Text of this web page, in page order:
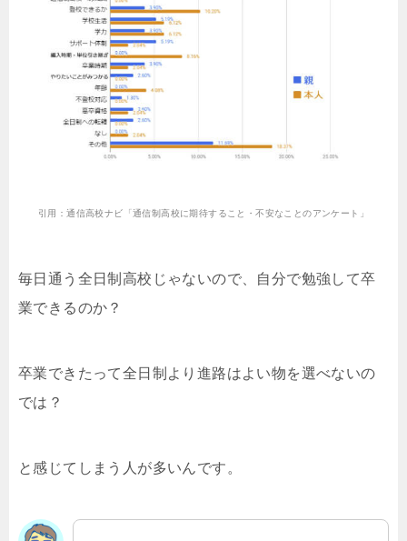
引用：通信高校ナビ「通信制高校に期待すること・不安なことのアンケート」
毎日通う全日制高校じゃないので、自分で勉強して卒
業できるのか？
卒業できたって全日制より進路はよい物を選べないの
では？
と感じてしまう人が多いんです。